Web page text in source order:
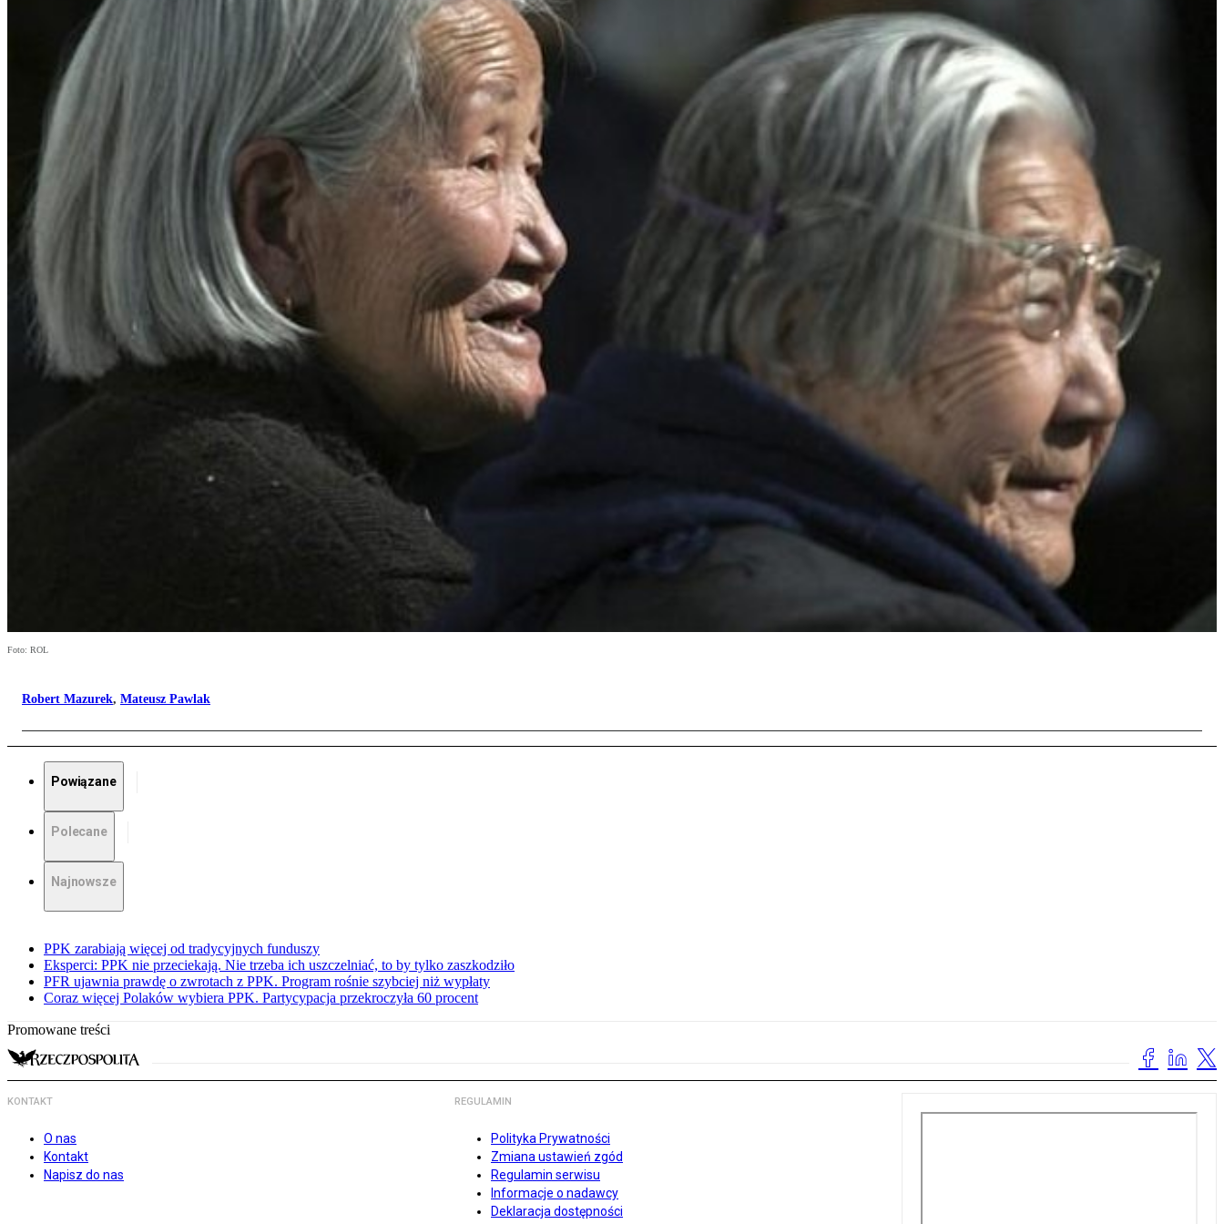
Foto: ROL
Robert Mazurek, Mateusz Pawlak
Powiązane
Polecane
Najnowsze
PPK zarabiają więcej od tradycyjnych funduszy
Eksperci: PPK nie przeciekają. Nie trzeba ich uszczelniać, to by tylko zaszkodziło
PFR ujawnia prawdę o zwrotach z PPK. Program rośnie szybciej niż wypłaty
Coraz więcej Polaków wybiera PPK. Partycypacja przekroczyła 60 procent
Promowane treści
KONTAKT
O nas
Kontakt
Napisz do nas
REGULAMIN
Polityka Prywatności
Zmiana ustawień zgód
Regulamin serwisu
Informacje o nadawcy
Deklaracja dostępności